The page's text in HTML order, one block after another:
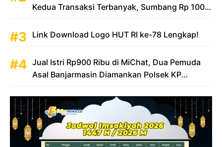
Kedua Transaksi Terbanyak, Sumbang Rp 100
Link Download Logo HUT RI ke-78 Lengkap!
Jual Istri Rp900 Ribu di MiChat, Dua Pemuda
Asal Banjarmasin Diamankan Polsek KP